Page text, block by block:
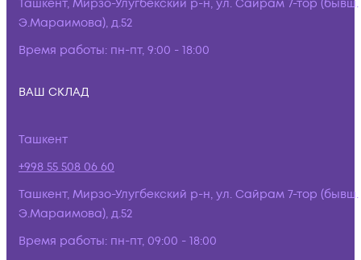
Ташкент, Мирзо-Улугбекский р-н, ул. Сайрам 7-тор (бывш.
Э.Мараимова), д.52
Время работы: пн-пт, 9:00 - 18:00
ВАШ СКЛАД
Ташкент
+998 55 508 06 60
Ташкент, Мирзо-Улугбекский р-н, ул. Сайрам 7-тор (бывш.
Э.Мараимова), д.52
Время работы: пн-пт, 09:00 - 18:00